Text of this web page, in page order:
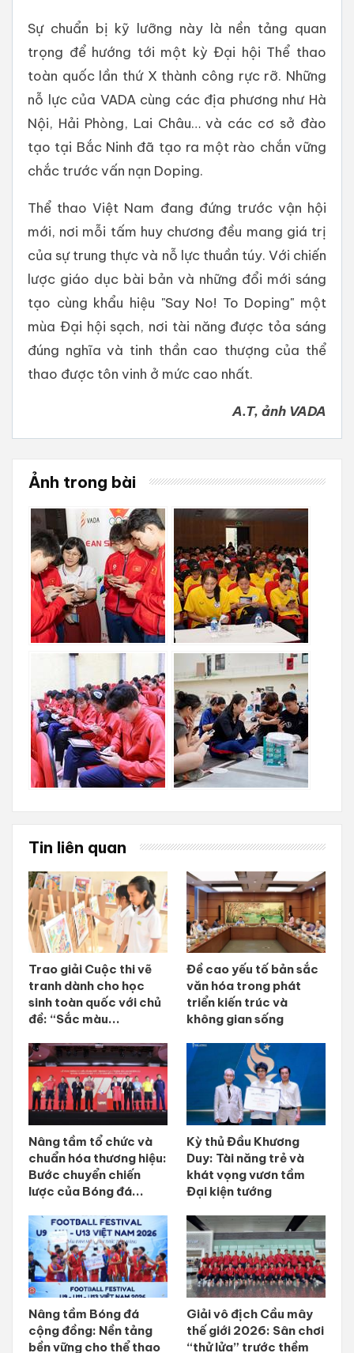
Sự chuẩn bị kỹ lưỡng này là nền tảng quan
trọng để hướng tới một kỳ Đại hội Thể thao
toàn quốc lần thứ X thành công rực rỡ. Những
nỗ lực của VADA cùng các địa phương như Hà
Nội, Hải Phòng, Lai Châu… và các cơ sở đào
tạo tại Bắc Ninh đã tạo ra một rào chắn vững
chắc trước vấn nạn Doping.
Thể thao Việt Nam đang đứng trước vận hội
mới, nơi mỗi tấm huy chương đều mang giá trị
của sự trung thực và nỗ lực thuần túy. Với chiến
lược giáo dục bài bản và những đổi mới sáng
tạo cùng khẩu hiệu "Say No! To Doping" một
mùa Đại hội sạch, nơi tài năng được tỏa sáng
đúng nghĩa và tinh thần cao thượng của thể
thao được tôn vinh ở mức cao nhất.
A.T, ảnh VADA
Ảnh trong bài
Tin liên quan
Trao giải Cuộc thi vẽ
tranh dành cho học
sinh toàn quốc với chủ
đề: “Sắc màu...
Đề cao yếu tố bản sắc
văn hóa trong phát
triển kiến trúc và
không gian sống
Nâng tầm tổ chức và
chuẩn hóa thương hiệu:
Bước chuyển chiến
lược của Bóng đá...
Kỳ thủ Đầu Khương
Duy: Tài năng trẻ và
khát vọng vươn tầm
Đại kiện tướng
Nâng tầm Bóng đá
cộng đồng: Nền tảng
bền vững cho thể thao
Giải vô địch Cầu mây
thế giới 2026: Sân chơi
“thử lửa” trước thềm